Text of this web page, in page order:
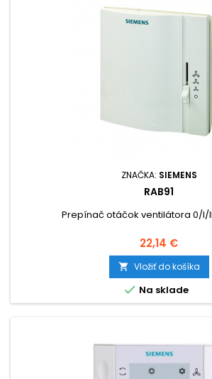
ZNAČKA: SIEMENS
RAB91
Prepínač otáčok ventilátora 0/I/
Cena
22,14 €
 Vložiť do košíka
 Na sklade